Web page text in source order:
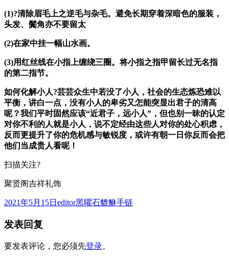
(1)?清除眉毛上之逆毛与杂毛。避免长期穿着深暗色的服装，
头发、鬓角亦不要留太
(2)在家中挂一幅山水画。
(3)用红丝线在小指上缠绕三圈。将小指之指甲留长过无名指
的第二指节。
如何化解小人?芸芸众生中若没了小人，社会的生态炼恐难以
平衡，讲白一点，没有小人的卑劣又怎能突显出君子的清高
呢？我们平时固然应该“近君子，远小人”，但也别一昧的认定
对你不利的人就是小人，说不定经由这些人对你的处心积虑，
反而更提升了你的危机感与敏锐度，或许有朝一日你反而会把
他们当成贵人看呢！
扫描关注?
聚贤阁吉祥礼饰
发
于
2021年5月15日 作
editor分
黑曜石貔貅手链
发表回复
要发表评论，您必须先登录。